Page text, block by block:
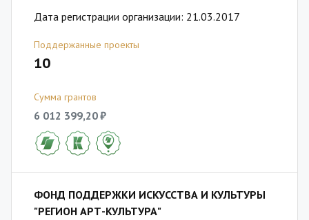
Дата регистрации организации: 21.03.2017
Поддержанные проекты
10
Сумма грантов
6 012 399,20 ₽
ФОНД ПОДДЕРЖКИ ИСКУССТВА И КУЛЬТУРЫ
"РЕГИОН АРТ-КУЛЬТУРА"